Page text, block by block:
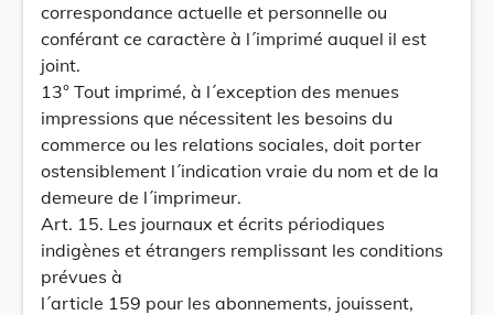
correspondance actuelle et personnelle ou
conférant ce caractère à l´imprimé auquel il est
joint.
13° Tout imprimé, à l´exception des menues
impressions que nécessitent les besoins du
commerce ou les relations sociales, doit porter
ostensiblement l´indication vraie du nom et de la
demeure de l´imprimeur.
Art. 15. Les journaux et écrits périodiques
indigènes et étrangers remplissant les conditions
prévues à
l´article 159 pour les abonnements, jouissent,